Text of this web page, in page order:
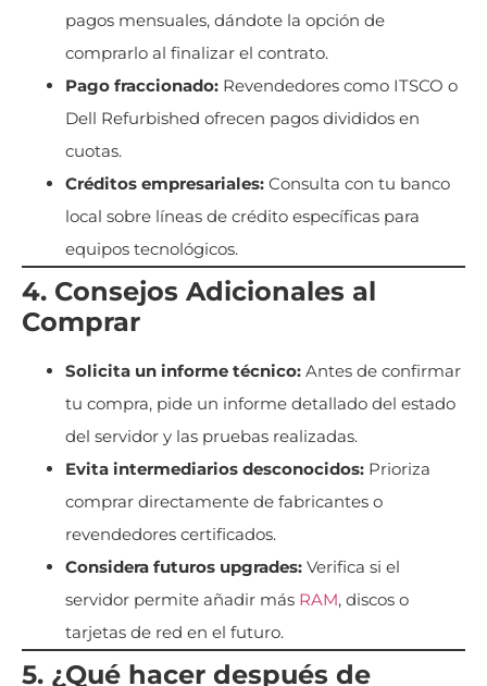
pagos mensuales, dándote la opción de
comprarlo al finalizar el contrato.
Pago fraccionado: Revendedores como ITSCO o
Dell Refurbished ofrecen pagos divididos en
cuotas.
Créditos empresariales: Consulta con tu banco
local sobre líneas de crédito específicas para
equipos tecnológicos.
4. Consejos Adicionales al
Comprar
Solicita un informe técnico: Antes de confirmar
tu compra, pide un informe detallado del estado
del servidor y las pruebas realizadas.
Evita intermediarios desconocidos: Prioriza
comprar directamente de fabricantes o
revendedores certificados.
Considera futuros upgrades: Verifica si el
servidor permite añadir más RAM, discos o
tarjetas de red en el futuro.
5. ¿Qué hacer después de